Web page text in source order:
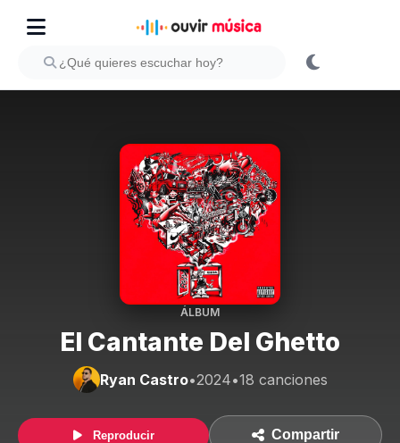
ÁLBUM
El Cantante Del Ghetto
Ryan Castro•2024•18 canciones
Reproducir Compartir